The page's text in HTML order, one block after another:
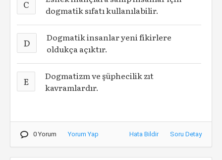
C
dogmatik sıfatı kullanılabilir.
D
Dogmatik insanlar yeni fikirlere
oldukça açıktır.
E
Dogmatizm ve şüphecilik zıt
kavramlardır.
0 Yorum Yorum Yap Hata Bildir Soru Detay